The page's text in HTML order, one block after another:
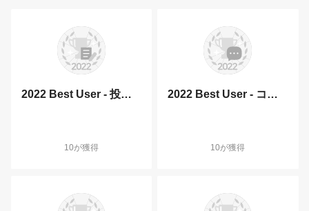
2022 Best User - 投稿部門
10が獲得
2022 Best User - コメント部門
10が獲得